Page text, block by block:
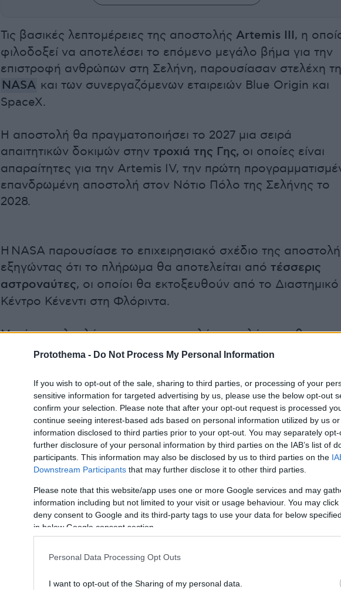
Protothema - Do Not Process My Personal Information
If you wish to opt-out of the sale, sharing to third parties, or processing of your
sensitive information for targeted advertising by us, please use the below opt-out
confirm your selection. Please note that after your opt-out request is processed
continue seeing interest-based ads based on personal information utilized by us
information disclosed to third parties prior to your opt-out. You may separately
further disclosure of your personal information by third parties on the IAB’s list of
participants. This information may also be disclosed by us to third parties on the
Downstream Participants that may further disclose it to other third parties.
Please note that this website/app uses one or more Google services and may
information including but not limited to your visit or usage behaviour. You may
deny consent to Google and its third-party tags to use your data for below
in below Google consent section.
Personal Data Processing Opt Outs
I want to opt-out of the Sharing of my personal data.
Τις βασικές λεπτομέρειες της αποστολής Artemis III, η
φιλοδοξεί να αποτελέσει το επόμενο μεγάλο βήμα για την
επιστροφή ανθρώπων στη Σελήνη, παρουσίασαν στελέχη
NASA και των συνεργαζόμενων εταιρειών Blue Origin και
SpaceX.
Η αποστολή θα πραγματοποιήσει το 2027 μια σειρά
απαιτητικών δοκιμών στην τροχιά της Γης, οι οποίες είναι
απαραίτητες για την Artemis IV, την πρώτη
επανδρωμένη αποστολή στον Νότιο Πόλο της Σελήνης το
2028.
Η NASA παρουσίασε το επιχειρησιακό σχέδιο της
εξηγώντας ότι το πλήρωμα θα αποτελείται από τέσσερις
αστροναύτες, οι οποίοι θα εκτοξευθούν από το Διαστημικό
Κέντρο Κένεντι στη Φλόριντα.
Μετά την ολοκλήρωση της αποστολής, το πλήρωμα θα
επιστρέψει στη Γη με προσθαλάσσωση στον Ειρηνικό
Ναυτικού των ΗΠΑ και της NASA.